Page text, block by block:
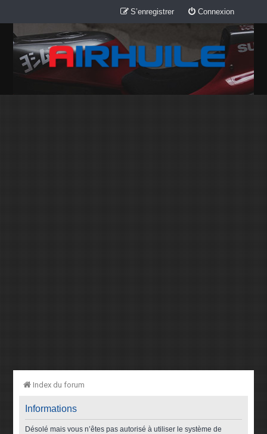
Connexion
S’enregistrer
Index du forum
Informations
Désolé mais vous n’êtes pas autorisé à utiliser le système de